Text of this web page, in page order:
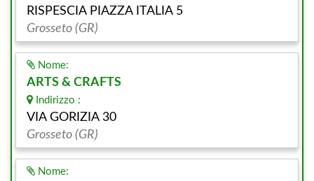
RISPESCIA PIAZZA ITALIA 5
Grosseto (GR)
Nome:
ARTS & CRAFTS
Indirizzo :
VIA GORIZIA 30
Grosseto (GR)
Nome: